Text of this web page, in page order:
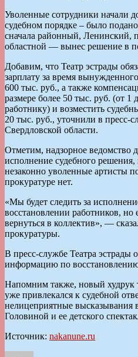
Уволенные сотрудники начали
судебном порядке – было
сначала районный, Ленинский,
областной — вынес решение в
Добавим, что Театр эстрады
зарплату за время
600 тыс. руб., а также
размере более 50 тыс. руб. (от
работнику) и возместить
20 тыс. руб., уточнили в пресс-
Свердловской области.
Отметим, надзорное ведомство
исполнение судебного
незаконно уволенные артисты
прокуратуре нет.
«Мы будет следить за
восстановлении работников, но
вернуться в коллектив», —
прокуратуры.
В пресс-службе Театра эстрады
информацию по восстановлению
Напомним также, новый худрук
уже привлекался к судебной
нелицеприятные высказывания
Головиной и ее детского
Источник: nakanune.ru